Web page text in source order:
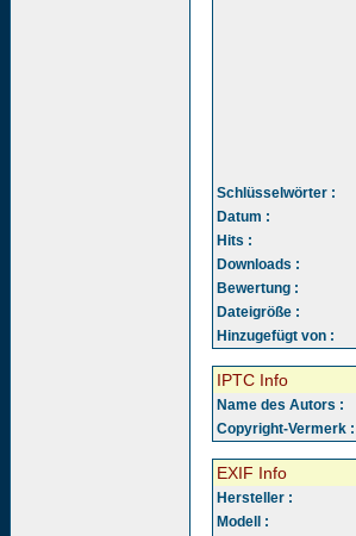
Schlüsselwörter :
Datum :
Hits :
Downloads :
Bewertung :
Dateigröße :
Hinzugefügt von :
IPTC Info
Name des Autors :
Copyright-Vermerk :
EXIF Info
Hersteller :
Modell :